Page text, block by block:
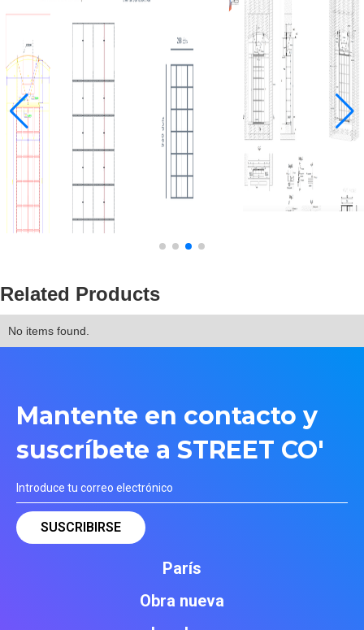
Related Products
No items found.
Mantente en contacto y
suscríbete a STREET CO'
París
Obra nueva